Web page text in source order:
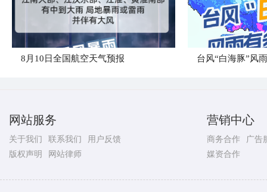
8月10日全国航空天气预报 台风“白海豚”风
网站服务
关于我们 联系我们
用户反馈
版权声明
网站律师
营销中心
商务合作
广告
媒资合作